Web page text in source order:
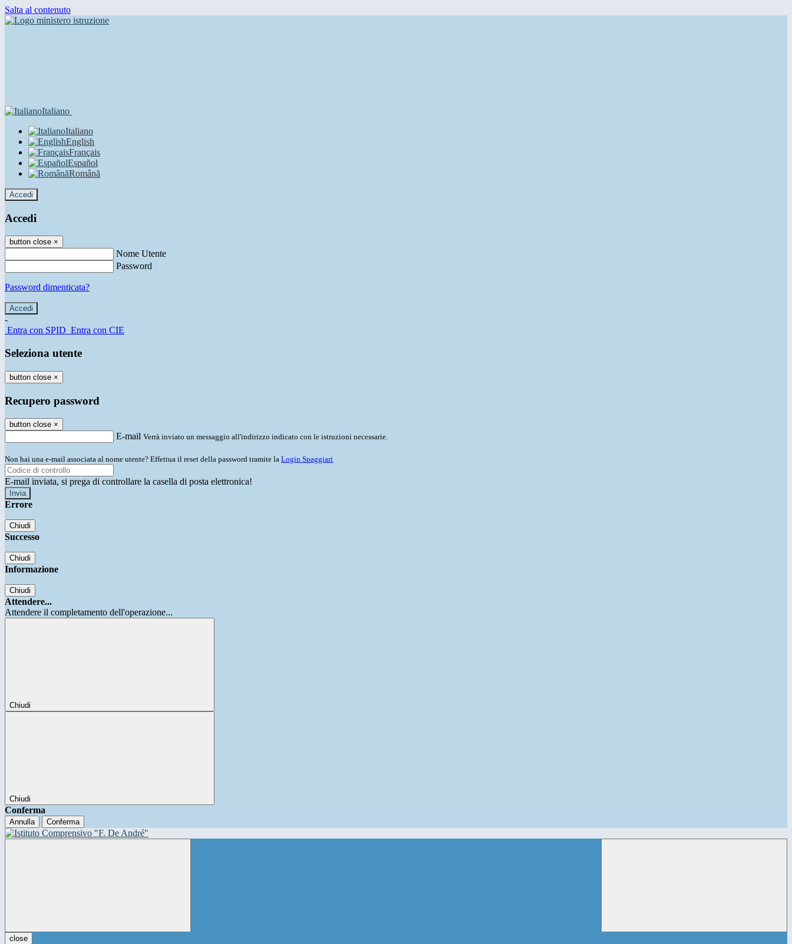
Salta al contenuto
Italiano
Italiano
English
Français
Español
Română
Accedi
Accedi
button close ×
Nome Utente
Password
Password dimenticata?
-
Entra con SPID Entra con CIE
Seleziona utente
button close ×
Recupero password
button close ×
E-mail Verrà inviato un messaggio all'indirizzo indicato con le istruzioni necessarie.
Non hai una e-mail associata al nome utente? Effettua il reset della password tramite la Login Spaggiari
E-mail inviata, si prega di controllare la casella di posta elettronica!
Errore
Chiudi
Successo
Chiudi
Informazione
Chiudi
Attendere...
Attendere il completamento dell'operazione...
Chiudi
Chiudi
Conferma
Annulla Conferma
close